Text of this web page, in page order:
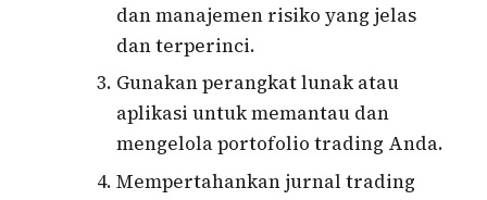
dan manajemen risiko yang jelas
dan terperinci.
Gunakan perangkat lunak atau
aplikasi untuk memantau dan
mengelola portofolio trading Anda.
Mempertahankan jurnal trading